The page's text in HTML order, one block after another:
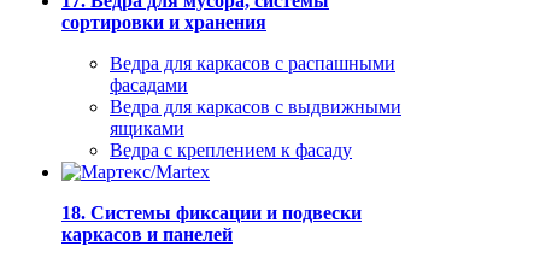
сортировки и хранения
Ведра для каркасов с распашными
фасадами
Ведра для каркасов с выдвижными
ящиками
Ведра с креплением к фасаду
18. Системы фиксации и подвески
каркасов и панелей